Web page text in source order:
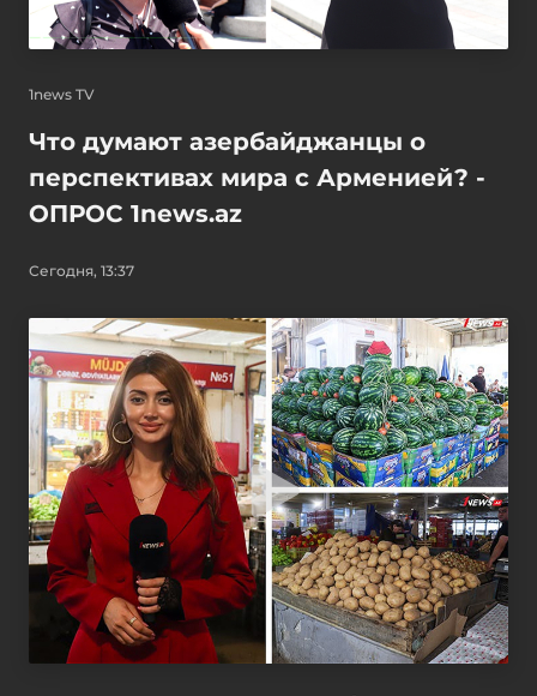
1news TV
Что думают азербайджанцы о
перспективах мира с Арменией? -
ОПРОС 1news.az
Сегодня, 13:37